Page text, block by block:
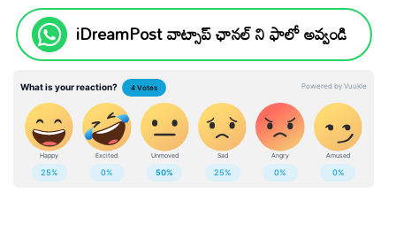
iDreamPost వాట్సాప్ ఛానల్ ని ఫాలో అవ్వండి